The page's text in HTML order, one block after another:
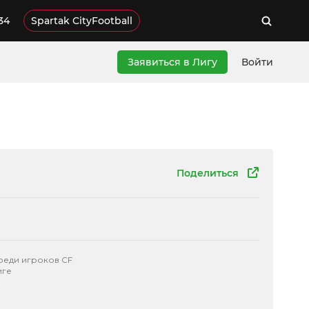
Spartak CityFootball
Заявиться в Лигу Войти
Поделиться
игроков CF